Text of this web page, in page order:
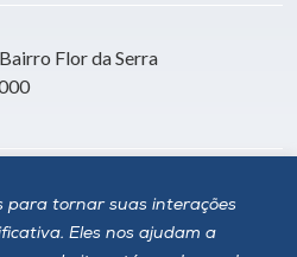
para tornar suas interações
Eles nos ajudam a
Flor da Serra